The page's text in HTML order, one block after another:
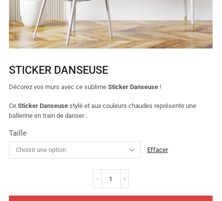
STICKER DANSEUSE
Décorez vos murs avec ce sublime Sticker Danseuse !
Ce Sticker Danseuse stylé et aux couleurs chaudes représente une
ballerine en train de danser .
Taille
Effacer